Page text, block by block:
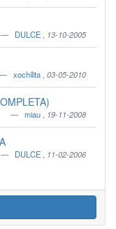
DULCE 13-10-2005
xochilita 03-05-2010
miau 19-11-2008
DULCE 11-02-2006